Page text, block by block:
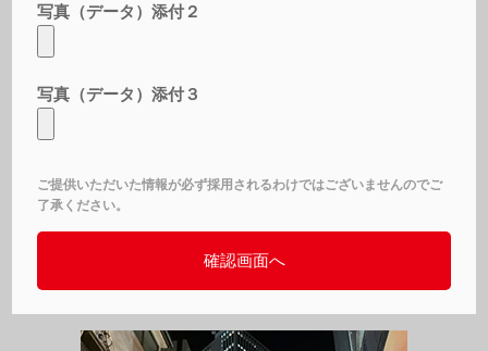
写真（データ）添付２
写真（データ）添付３
ご提供いただいた情報が必ず採用されるわけではございませんのでご
了承ください。